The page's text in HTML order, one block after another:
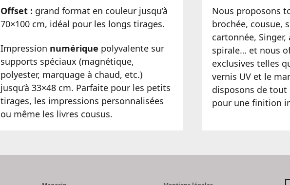
Offset : grand format en couleur jusqu’à
70×100 cm, idéal pour les longs tirages.
Impression numérique polyvalente sur
supports spéciaux (magnétique,
polyester, marquage à chaud, etc.)
jusqu’à 33×48 cm. Parfaite pour les petits
tirages, les impressions personnalisées
ou même les livres cousus.
Nous proposons
brochée, cousue,
cartonnée, Singer,
spirale… et nous
exclusives telles
vernis UV et le
disposons de tout
pour une finition